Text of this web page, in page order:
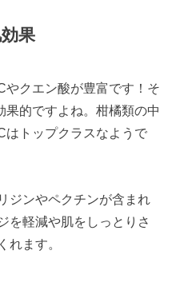
果
やクエン酸が豊富です！そ
的ですよね。柑橘類の中
はトップクラスなようで
ジンやペクチンが含まれ
を軽減や肌をしっとりさ
れます。